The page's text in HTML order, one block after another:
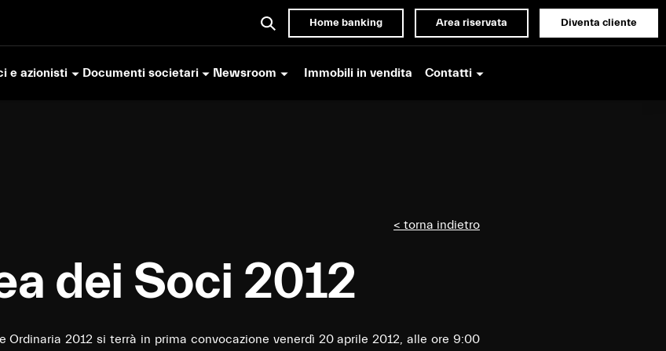
Home banking Area riservata Diventa cliente
e azionisti Documenti societari Newsroom Immobili in vendita Contatti
< torna indietro
dei Soci 2012
Ordinaria 2012 si terrà in prima convocazione venerdì 20 aprile 2012, alle ore 9:00